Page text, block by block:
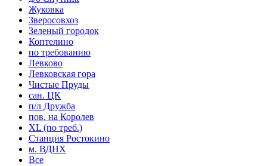
Жуковка
Зверосовхоз
Зеленый городок
Коптелино
по требованию
Левково
Левковская гора
Чистые Пруды
сан. ЦК
п/л Дружба
пов. на Королев
XL (по треб.)
Станция Ростокино
м. ВДНХ
Все